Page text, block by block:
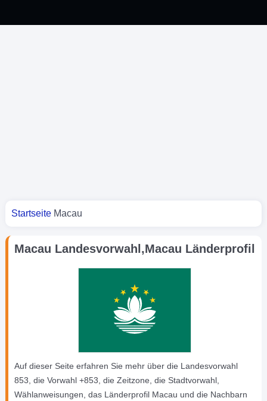
Sie sind hier
Startseite Macau
Macau Landesvorwahl,Macau Länderprofil
Auf dieser Seite erfahren Sie mehr über die Landesvorwahl
853, die Vorwahl +853, die Zeitzone, die Stadtvorwahl,
Wählanweisungen, das Länderprofil Macau und die Nachbarn